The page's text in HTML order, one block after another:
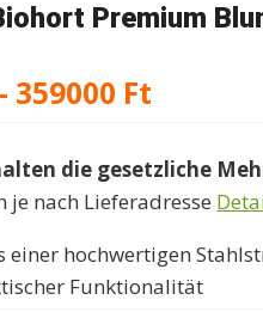
Premium
359000 Ft
bis
die gesetzliche
je nach Lieferadresse
einer hochwertigen
Funktionalität